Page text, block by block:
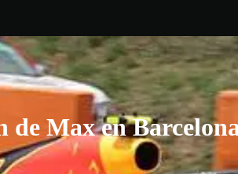
de Max en